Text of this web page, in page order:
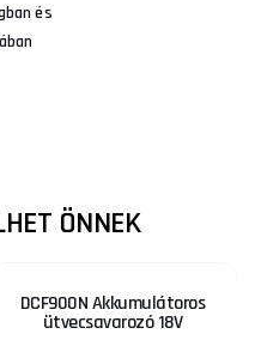
és
ÖNNEK
DCF900N Akkumulátoros
ütvecsavarozó 18V